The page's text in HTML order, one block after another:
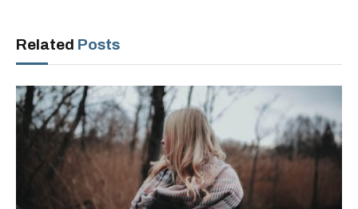
Related Posts